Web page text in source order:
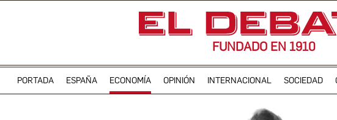
FUNDADO EN 1910
PORTADA ESPAÑA ECONOMÍA OPINIÓN INTERNACIONAL SOCIEDAD